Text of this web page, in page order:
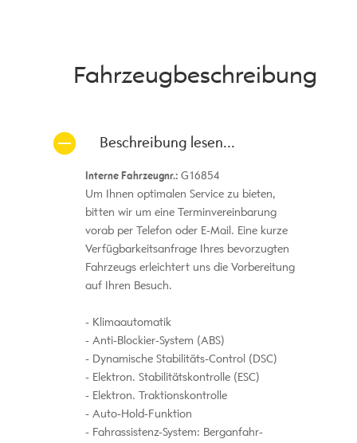
Fahrzeug­beschreibung
Beschreibung lesen...
Interne Fahrzeugnr.:G16854
Um Ihnen optimalen Service zu bieten,
bitten wir um eine Terminvereinbarung
vorab per Telefon oder E-Mail. Eine kurze
Verfügbarkeitsanfrage Ihres bevorzugten
Fahrzeugs erleichtert uns die Vorbereitung
auf Ihren Besuch.
Klimaautomatik
Anti-Blockier-System (ABS)
Dynamische Stabilitäts-Control (DSC)
Elektron. Stabilitätskontrolle (ESC)
Elektron. Traktionskontrolle
Auto-Hold-Funktion
Fahrassistenz-System: Berganfahr-